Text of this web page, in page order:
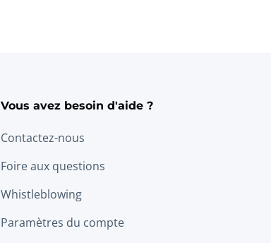
Vous avez besoin d'aide ?
Contactez-nous
Foire aux questions
Whistleblowing
Paramètres du compte